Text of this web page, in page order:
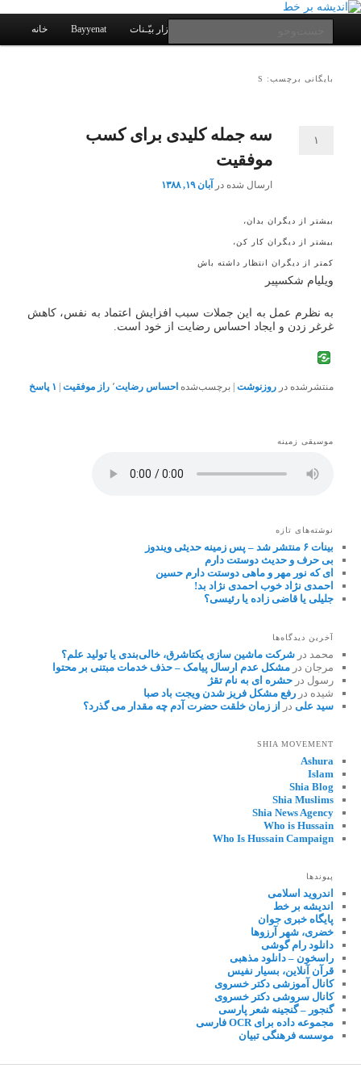
پرش
اصلی
پرش
ثانویه
اندیشه بر خط
یادداشتهای یک معلم در باب زندگی، اخلاق، اخبار، علم و سیاست
فهرست
خانه Bayyenat نرم افزار بیّـنات
بایگانی برچسب: S
سه جمله کلیدی برای کسب
موفقیت
ارسال شده در آبان ۱۹, ۱۳۸۸
۱
بیشتر از دیگران بدان،
بیشتر از دیگران کار کن،
کمتر از دیگران انتظار داشته باش
ویلیام شکسپیر
به نظرم عمل به این جملات سبب افزایش اعتماد به نفس، کاهش
غرغر زدن و ایجاد احساس رضایت از خود است.
منتشرشده در روزنوشت |برچسب‌شده احساس رضایت٬ راز موفقیت ۱ پاسخ
موسیقی زمینه
نوشته‌های تازه
بینات ۶ منتشر شد – پس زمینه حدیثی ویندوز
بی حرف و حدیث دوستت دارم
ای که نور مهر و ماهی دوستت دارم حسین
احمدی نژاد خوب احمدی نژاد بد!
جلیلی یا قاضی زاده یا رئیسی؟
آخرین دیدگاه‌ها
محمد درشرکت ماشین سازی یکتاشرق، خالی‌بندی یا تولید علم؟
مرجان درمشکل عدم ارسال پیامک – حذف خدمات مبتنی بر محتوا
رسول درحشره ای به نام تقژ
شیده دررفع مشکل فریز شدن ویجت باد صبا
سید علی در از زمان خلقت حضرت آدم چه مقدار می گذرد؟
SHIA MOVEMENT
Ashura
Islam
Shia Blog
Shia Muslims
Shia News Agency
Who is Hussain
Who Is Hussain Campaign
پیوندها
اندروید اسلامی
اندیشه بر خط
پایگاه خبری جوان
خضری، شهر آرزوها
دانلود رام گوشی
راسخون – دانلود مذهبی
قرآن آنلاین، بسیار نفیس
کانال آموزشی دکتر خسروی
کانال سروشی دکتر خسروی
گنجور – گنجینه شعر پارسی
مجموعه داده برای OCR فارسی
موسسه فرهنگی تبیان